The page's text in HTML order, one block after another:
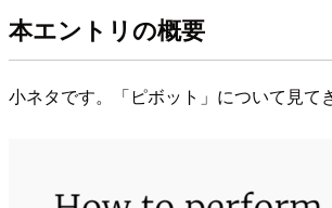
本エントリの概要
小ネタです。「ピボット」について見て